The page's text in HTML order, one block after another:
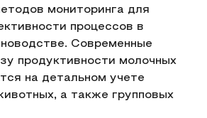
мониторинга для
процессов в
Современные
продуктивности молочных
на детальном учете
а также групповых